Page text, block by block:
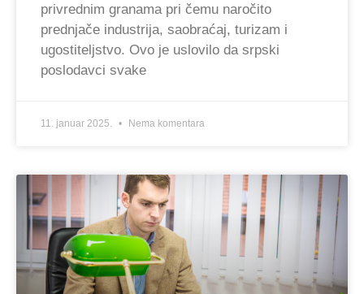
privrednim granama pri čemu naročito
prednjače industrija, saobraćaj, turizam i
ugostiteljstvo. Ovo je uslovilo da srpski
poslodavci svake
11. januar 2025. Nema komentara